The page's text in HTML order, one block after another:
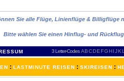
Sie alle Flüge, Linienflüge & Billigflüge
Bitte wählen Sie einen Hinflug- und
3 Letter-Codes ABCDEFGH IJKL
: LASTMINUTE REISEN : SKIREISEN :